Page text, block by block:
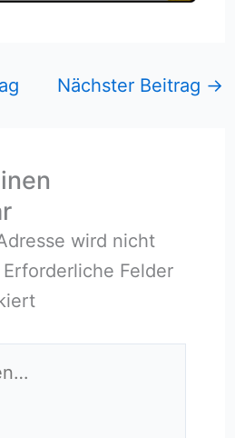
Nächster Beitrag →
wird nicht
Erforderliche Felder